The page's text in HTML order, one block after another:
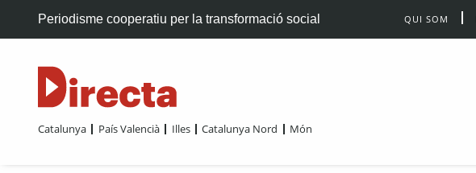
Periodisme cooperatiu per la transformació social QUI SOM
Catalunya País Valencià Illes Catalunya Nord Món